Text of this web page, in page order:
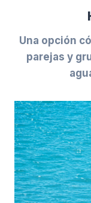
Una opción
parejas y